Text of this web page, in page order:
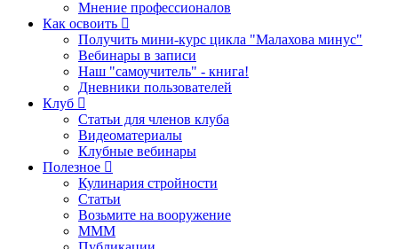
Мнение профессионалов
Как освоить
Получить мини-курс цикла "Малахова минус"
Вебинары в записи
Наш "самоучитель" - книга!
Дневники пользователей
Клуб
Статьи для членов клуба
Видеоматериалы
Клубные вебинары
Полезное
Кулинария стройности
Статьи
Возьмите на вооружение
МММ